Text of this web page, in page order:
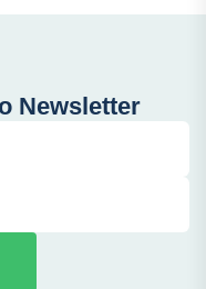
Newsletter